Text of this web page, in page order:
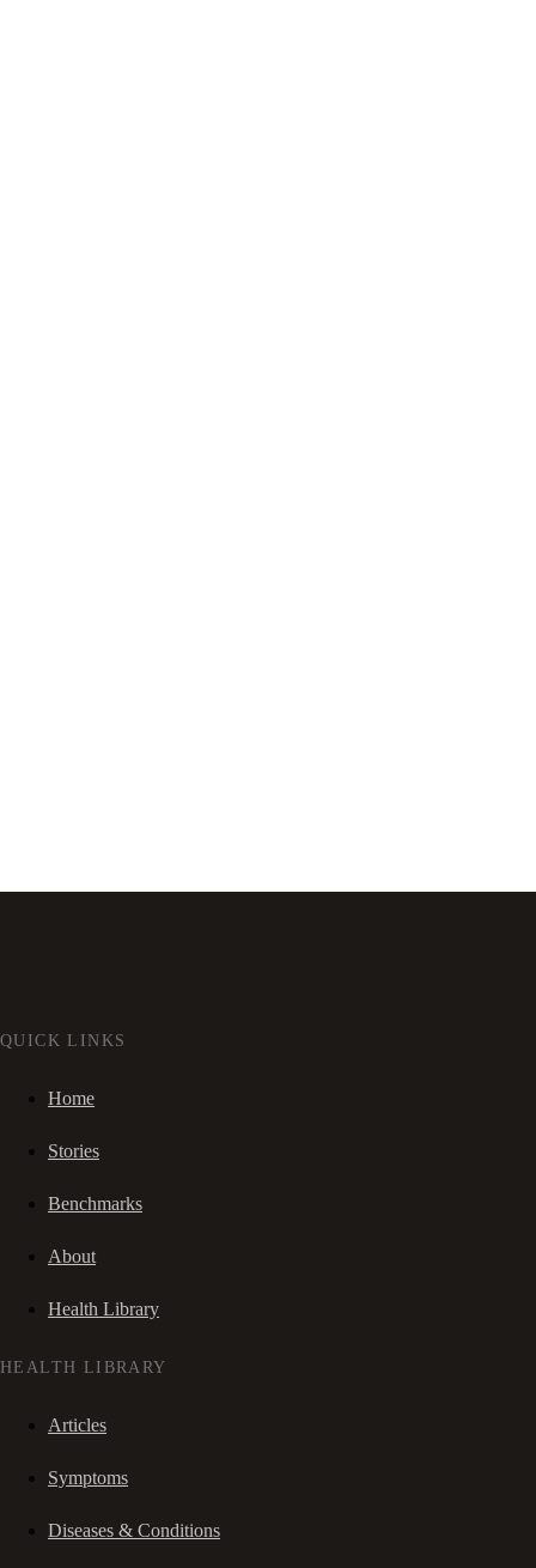
QUICK LINKS
Home
Stories
Benchmarks
About
Health Library
HEALTH LIBRARY
Articles
Symptoms
Diseases & Conditions